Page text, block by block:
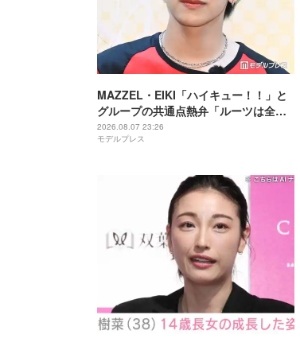
MAZZEL・EIKI「ハイキュー！！」と
グループの共通点熱弁「ルーツは全然
違うんですけど」
2026.08.07 23:26
モデルプレス